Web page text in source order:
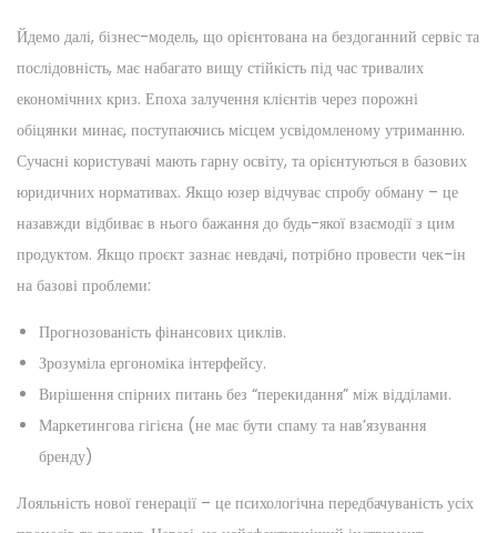
Йдемо далі, бізнес-модель, що орієнтована на бездоганний сервіс та
послідовність, має набагато вищу стійкість під час тривалих
економічних криз. Епоха залучення клієнтів через порожні
обіцянки минає, поступаючись місцем усвідомленому утриманню.
Сучасні користувачі мають гарну освіту, та орієнтуються в базових
юридичних нормативах. Якщо юзер відчуває спробу обману – це
назавжди відбиває в нього бажання до будь-якої взаємодії з цим
продуктом. Якщо проєкт зазнає невдачі, потрібно провести чек-ін
на базові проблеми:
Прогнозованість фінансових циклів.
Зрозуміла ергономіка інтерфейсу.
Вирішення спірних питань без “перекидання” між відділами.
Маркетингова гігієна (не має бути спаму та нав’язування
бренду)
Лояльність нової генерації – це психологічна передбачуваність усіх